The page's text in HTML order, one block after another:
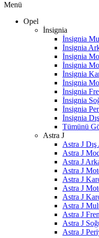
Menü
Opel
İnsignia
İnsignia
İnsignia
İnsignia
İnsignia
İnsignia
İnsignia
İnsignia
İnsignia
İnsignia
İnsignia
Tümünü
Astra J
Astra J
Astra J
Astra J
Astra J
Astra J
Astra J
Astra J
Astra J
Astra J
Astra J
Astra J